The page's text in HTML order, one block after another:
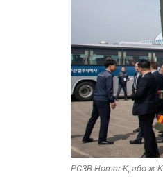
РСЗВ Homar-K, або ж